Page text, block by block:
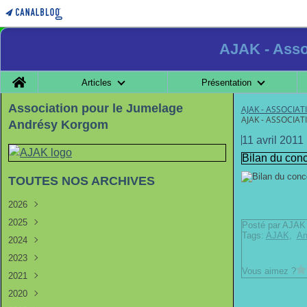
AJAK -
Home
Articles Présentation
Association pour le Jumelage
Andrésy Korgom
TOUTES NOS ARCHIVES
2026
Juin
Février
Janvier
2025
Août
2024
Septembre
Août
Janvier
2023
Septembre
Août
2021
Avril
2020
AJAK -
AJAK -
11 avril 2011
Bilan du
Posté par
Tags: AJAK,
Vous aimez ?